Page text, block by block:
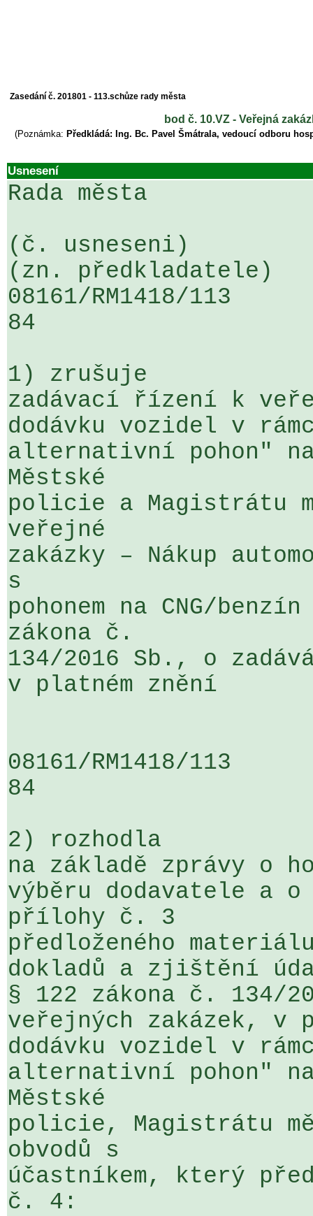
Zasedání č. 201801 - 113.schůze rady města
bod č. 10.VZ - Veřejná
(Poznámka: Předkládá: Ing. Bc. Pavel Šmátrala, vedoucí odboru
Usnesení
Rada města
(č. usneseni)
(zn. předkladatele)
08161/RM1418/
84
1) zrušuje
zadávací řízení k
dodávku vozidel v
alternativní pohon" na
Městské
policie a Magistrátu
veřejné
zakázky – Nákup
s
pohonem na CNG/
zákona č.
134/2016 Sb., o
v platném znění
08161/RM1418/
84
2) rozhodla
na základě zprávy o
výběru dodavatele a
přílohy č. 3
předloženého
dokladů a zjištění
§ 122 zákona č. 134/
veřejných zakázek,
dodávku vozidel v
alternativní pohon" na
Městské
policie, Magistrátu
obvodů s
účastníkem, který
č. 4: